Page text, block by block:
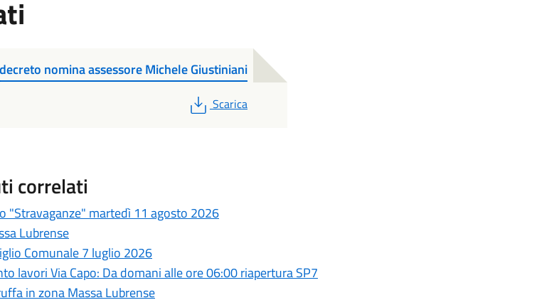
decreto nomina assessore Michele Giustiniani
PDF
Scarica
correlati
"Stravaganze" martedì 11 agosto 2026
Lubrense
Comunale 7 luglio 2026
lavori Via Capo: Da domani alle ore 06:00 riapertura SP7
in zona Massa Lubrense